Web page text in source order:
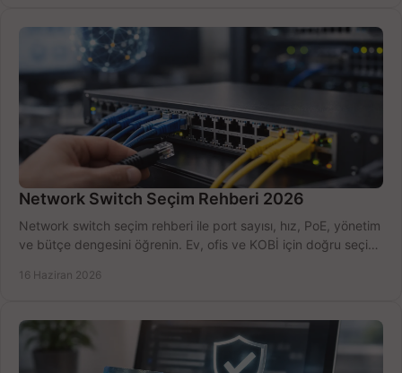
Network Switch Seçim Rehberi 2026
Network switch seçim rehberi ile port sayısı, hız, PoE, yönetim
ve bütçe dengesini öğrenin. Ev, ofis ve KOBİ için doğru seçimi
16 Haziran 2026